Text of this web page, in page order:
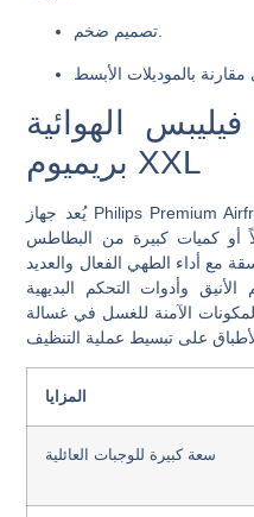
تصميم ضخم.
فيليبس الهوائية
بريميوم XXL
يُعد جهاز Philips Premium Airfryer XXL مصدرًا قويًا للأسر الكبيرة.
أو كميات كبيرة من البطاطس
مع أداء الطهي الفعال والعديد
وأدوات التحكم البديهية
الآمنة للغسل في غسالة
المزايا
سعة كبيرة للوجبات العائلية